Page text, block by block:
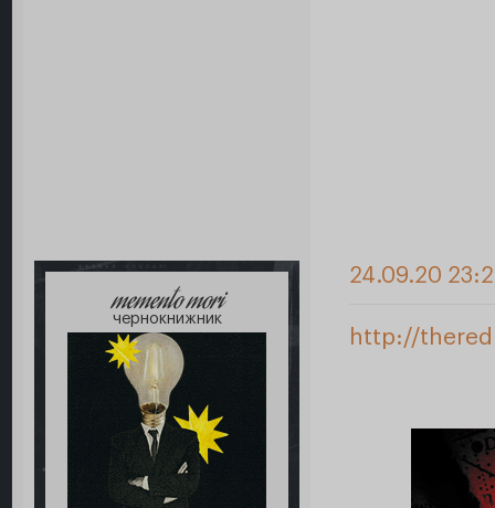
memento mori
чернокнижник
24.09.20
http://